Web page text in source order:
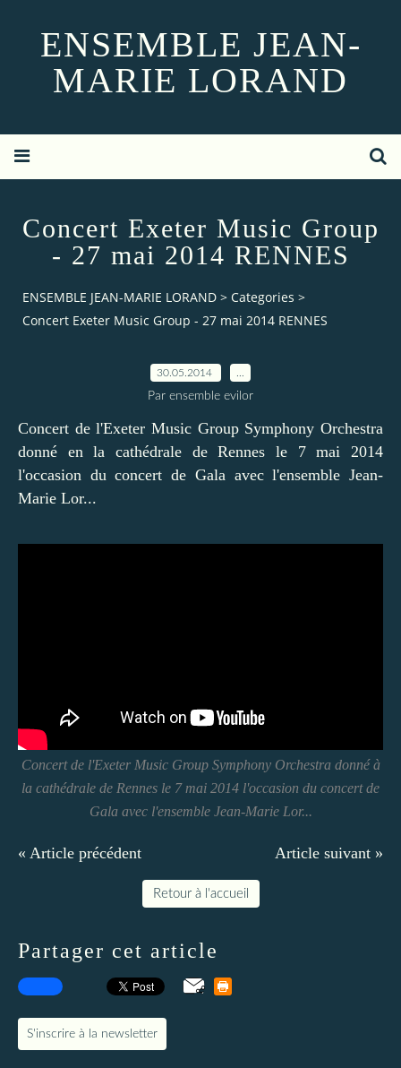
ENSEMBLE JEAN-
MARIE LORAND
Concert Exeter Music Group
- 27 mai 2014 RENNES
ENSEMBLE JEAN-MARIE LORAND > Categories >
Concert Exeter Music Group - 27 mai 2014 RENNES
30.05.2014
Par ensemble evilor
Concert de l'Exeter Music Group Symphony Orchestra
donné en la cathédrale de Rennes le 7 mai 2014
l'occasion du concert de Gala avec l'ensemble Jean-
Marie Lor...
Concert de l'Exeter Music Group Symphony Orchestra donné à
la cathédrale de Rennes le 7 mai 2014 l'occasion du concert de
Gala avec l'ensemble Jean-Marie Lor...
« Article précédent Article suivant »
Retour à l'accueil
Partager cet article
S'inscrire à la newsletter